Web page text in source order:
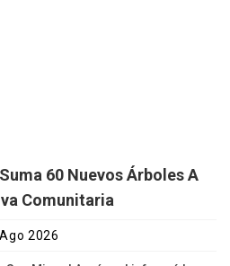
60 Nuevos Árboles A
Comunitaria
2026